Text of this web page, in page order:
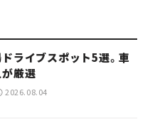
ライブスポット5選。車
厳選
2026.08.04